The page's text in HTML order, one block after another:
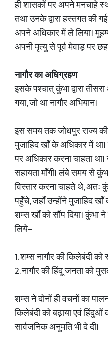
ही शासकों पर अपने मनचाहे
तथा उनके द्वारा हस्तगत की
अपने अधिकार में ले लिया।
अपनी मृत्यु से पूर्व मेवाड़ पर
नागौर का अधिग्रहण
इसके पश्चात् कुंभा द्वारा
गया, जो था नागौर अभियान।
इस समय तक जोधपुर राज्य की
मुजाहिद खाँ के अधिकार में था।
पर अधिकार करना चाहता
सहायता माँगी। लंबे समय से
विस्तार करना चाहते थे, अतः
पहुँचे, जहाँ उन्होंने मुजाहिद
शम्स खाँ को सौंप दिया। कुंभा
लिये–
1. शम्स नागौर की किलेबंदी को
2. नागौर की हिंदू जनता को
शम्स ने दोनों ही वचनों का
किलेबंदी को बढ़ाया एवं हिंदुओं
सार्वजनिक अनुमति भी दे दी।